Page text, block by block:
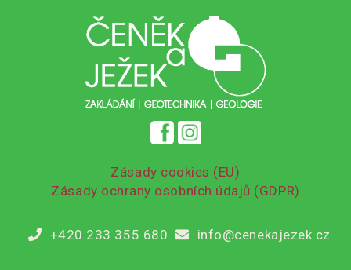
Zásady cookies (EU)
Zásady ochrany osobních údajů (GDPR)
+420 233 355 680 info@cenekajezek.cz